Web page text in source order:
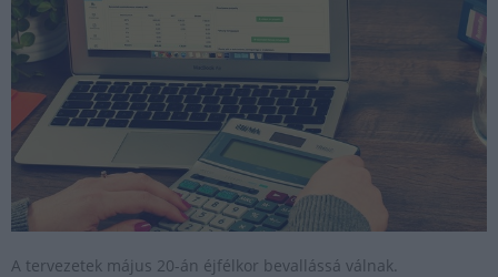
A tervezetek május 20-án éjfélkor bevallássá válnak.